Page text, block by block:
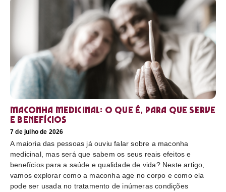
Maconha medicinal: O que é, para que serve
e benefícios
7 de julho de 2026
A maioria das pessoas já ouviu falar sobre a maconha
medicinal, mas será que sabem os seus reais efeitos e
benefícios para a saúde e qualidade de vida? Neste artigo,
vamos explorar como a maconha age no corpo e como ela
pode ser usada no tratamento de inúmeras condições